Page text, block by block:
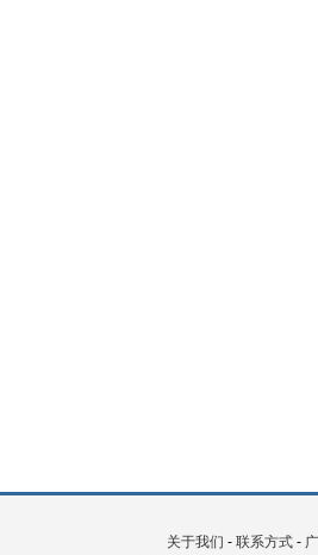
关于我们 - 联系方式 -